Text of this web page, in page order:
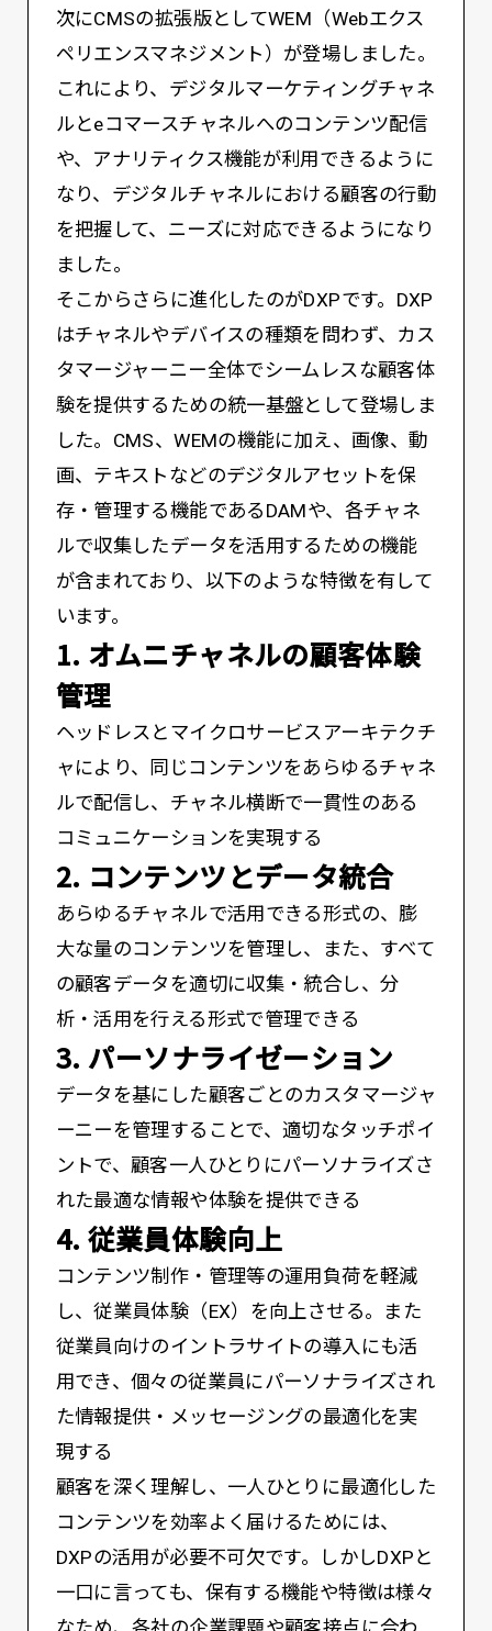
次にCMSの拡張版としてWEM（Webエクス
ペリエンスマネジメント）が登場しました。
これにより、デジタルマーケティングチャネ
ルとeコマースチャネルへのコンテンツ配信
や、アナリティクス機能が利用できるように
なり、デジタルチャネルにおける顧客の行動
を把握して、ニーズに対応できるようになり
ました。
そこからさらに進化したのがDXPです。DXP
はチャネルやデバイスの種類を問わず、カス
タマージャーニー全体でシームレスな顧客体
験を提供するための統一基盤として登場しま
した。CMS、WEMの機能に加え、画像、動
画、テキストなどのデジタルアセットを保
存・管理する機能であるDAMや、各チャネ
ルで収集したデータを活用するための機能
が含まれており、以下のような特徴を有して
います。
1. オムニチャネルの顧客体験
管理
ヘッドレスとマイクロサービスアーキテクチ
ャにより、同じコンテンツをあらゆるチャネ
ルで配信し、チャネル横断で一貫性のある
コミュニケーションを実現する
2. コンテンツとデータ統合
あらゆるチャネルで活用できる形式の、膨
大な量のコンテンツを管理し、また、すべて
の顧客データを適切に収集・統合し、分
析・活用を行える形式で管理できる
3. パーソナライゼーション
データを基にした顧客ごとのカスタマージャ
ーニーを管理することで、適切なタッチポイ
ントで、顧客一人ひとりにパーソナライズさ
れた最適な情報や体験を提供できる
4. 従業員体験向上
コンテンツ制作・管理等の運用負荷を軽減
し、従業員体験（EX）を向上させる。また
従業員向けのイントラサイトの導入にも活
用でき、個々の従業員にパーソナライズされ
た情報提供・メッセージングの最適化を実
現する
顧客を深く理解し、一人ひとりに最適化した
コンテンツを効率よく届けるためには、
DXPの活用が必要不可欠です。しかしDXPと
一口に言っても、保有する機能や特徴は様々